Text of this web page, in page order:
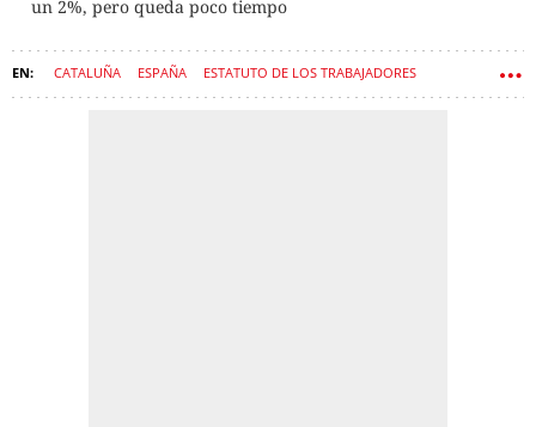
un 2%, pero queda poco tiempo
CATALUÑA ESPAÑA ESTATUTO DE LOS TRABAJADORES